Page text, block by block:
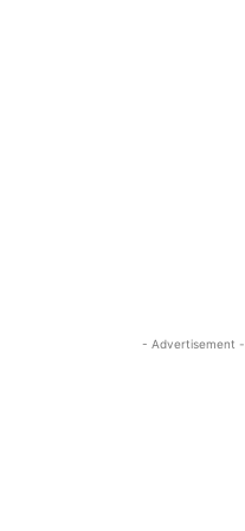
- Advertisement -